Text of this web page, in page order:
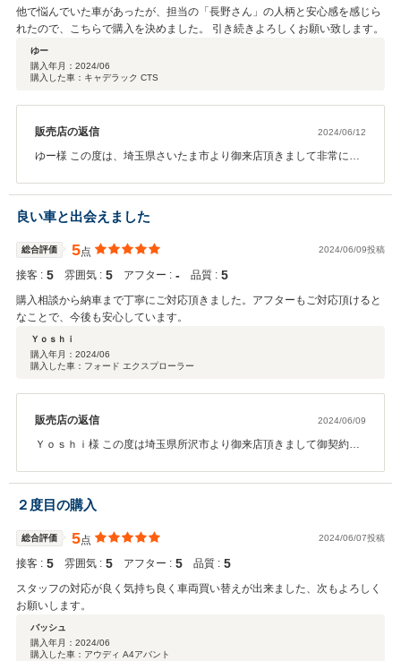
他で悩んでいた車があったが、担当の「長野さん」の人柄と安心感を感じら
れたので、こちらで購入を決めました。 引き続きよろしくお願い致します。
ゆー
購入年月： 2024/06
購入した車：キャデラック CTS
販売店の返信 2024/06/12
ゆー様 この度は、埼玉県さいたま市より御来店頂きまして非常に気
す。今後は、何かお困りの際はぜひお気軽にお声がけ頂けると幸い
です。どうぞ宜しくお願い致します。担当長野
良い車と出会えました
総合評価 5点 2024/06/09投稿
接客 : 5 雰囲気 : 5 アフター : ‐ 品質 : 5
購入相談から納車まで丁寧にご対応頂きました。アフターもご対応頂けると
なことで、今後も安心しています。
Ｙｏｓｈｉ
購入年月： 2024/06
購入した車：フォード エクスプローラー
販売店の返信 2024/06/09
Ｙｏｓｈｉ様 この度は埼玉県所沢市より御来店頂きまして御契約誠
お気軽にお声がけ下さい。今後とも、どうぞ宜しくお願い致しま
す。担当長野
２度目の購入
総合評価 5点 2024/06/07投稿
接客 : 5 雰囲気 : 5 アフター : 5 品質 : 5
スタッフの対応が良く気持ち良く車両買い替えが出来ました、次もよろしく
お願いします。
バッシュ
購入年月： 2024/06
購入した車：アウディ A4アバント